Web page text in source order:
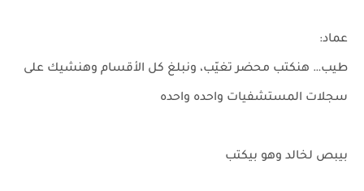
عماد:
طيب… هنكتب محضر تغيّب، ونبلغ كل الأقسام وهنشيك على
سجلات المستشفيات واحده واحده
بيبص لخالد وهو بيكتب